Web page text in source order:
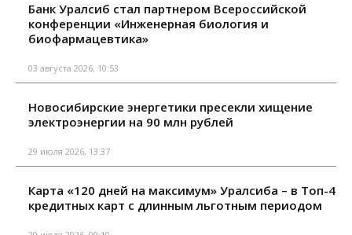
Банк Уралсиб стал партнером Всероссийской
конференции «Инженерная биология и
биофармацевтика»
03 августа 2026, 10:53
Новосибирские энергетики пресекли хищение
электроэнергии на 90 млн рублей
29 июля 2026, 13:37
Карта «120 дней на максимум» Уралсиба – в Топ-4
кредитных карт с длинным льготным периодом